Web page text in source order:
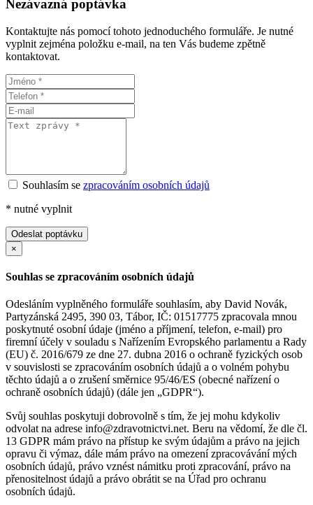
Nezávazná poptávka
Kontaktujte nás pomocí tohoto jednoduchého formuláře. Je nutné
vyplnit zejména položku e-mail, na ten Vás budeme zpětně
kontaktovat.
Souhlasím se zpracováním osobních údajů
* nutné vyplnit
Odeslat poptávku
×
Souhlas se zpracováním osobních údajů
Odesláním vyplněného formuláře souhlasím, aby David Novák,
Partyzánská 2495, 390 03, Tábor, IČ: 01517775 zpracovala mnou
poskytnuté osobní údaje (jméno a příjmení, telefon, e-mail) pro
firemní účely v souladu s Nařízením Evropského parlamentu a Rady
(EU) č. 2016/679 ze dne 27. dubna 2016 o ochraně fyzických osob
v souvislosti se zpracováním osobních údajů a o volném pohybu
těchto údajů a o zrušení směrnice 95/46/ES (obecné nařízení o
ochraně osobních údajů) (dále jen „GDPR“).
Svůj souhlas poskytuji dobrovolně s tím, že jej mohu kdykoliv
odvolat na adrese info@zdravotnictvi.net. Beru na vědomí, že dle čl.
13 GDPR mám právo na přístup ke svým údajům a právo na jejich
opravu či výmaz, dále mám právo na omezení zpracovávání mých
osobních údajů, právo vznést námitku proti zpracování, právo na
přenositelnost údajů a právo obrátit se na Úřad pro ochranu
osobních údajů.